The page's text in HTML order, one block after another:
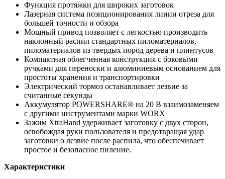
Функция протяжки для широких заготовок
Лазерная система позиционирования линии отреза для
большей точности и обзора
Мощный привод позволяет с легкостью производить
наклонный распил стандартных пиломатериалов,
пиломатериалов из твердых пород дерева и плинтусов
Компактная облегченная конструкция с боковыми
ручками для переноски и алюминиевым основанием для
простоты хранения и транспортировки
Электрический тормоз останавливает лезвие за
считанные секунды
Аккумулятор POWERSHARE® на 20 В взаимозаменяем
с другими инструментами марки WORX
Зажим XtraHand удерживает заготовку с двух сторон,
освобождая руки пользователя и предотвращая удар
заготовки о лезвие после распила, что обеспечивает
простое и безопасное пиление.
Характеристики